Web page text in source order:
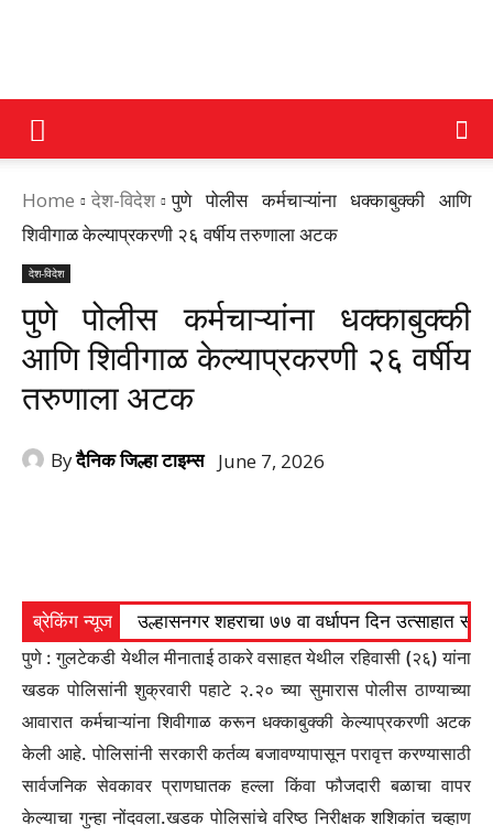
DAINIK
JILHA
Home देश-विदेश
पुणे पोलीस कर्मचाऱ्यांना धक्काबुक्की आणि
शिवीगाळ केल्याप्रकरणी २६ वर्षीय तरुणाला अटक
देश-विदेश
पुणे पोलीस कर्मचाऱ्यांना धक्काबुक्की
आणि शिवीगाळ केल्याप्रकरणी २६ वर्षीय
तरुणाला अटक
Byदैनिक जिल्हा टाइम्स June 7, 2026
ब्रेकिंग न्यूज उल्हासनगर शहराचा ७७ वा वर्धापन दिन उत्साहात
पुणे : गुलटेकडी येथील मीनाताई ठाकरे वसाहत येथील रहिवासी (२६) यांना
खडक पोलिसांनी शुक्रवारी पहाटे २.२० च्या सुमारास पोलीस ठाण्याच्या
आवारात कर्मचाऱ्यांना शिवीगाळ करून धक्काबुक्की केल्याप्रकरणी अटक
केली आहे. पोलिसांनी सरकारी कर्तव्य बजावण्यापासून परावृत्त करण्यासाठी
सार्वजनिक सेवकावर प्राणघातक हल्ला किंवा फौजदारी बळाचा वापर
केल्याचा गुन्हा नोंदवला.खडक पोलिसांचे वरिष्ठ निरीक्षक शशिकांत चव्हाण